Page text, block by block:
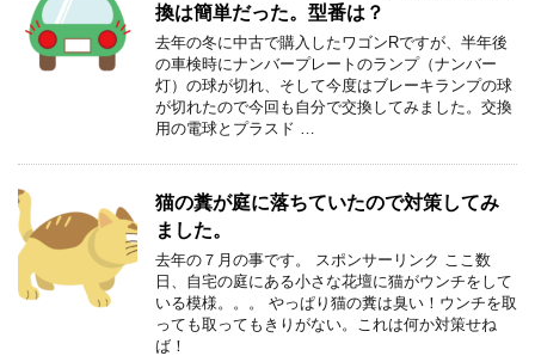
換は簡単だった。型番は？
去年の冬に中古で購入したワゴンRですが、半年後
の車検時にナンバープレートのランプ（ナンバー
灯）の球が切れ、そして今度はブレーキランプの球
が切れたので今回も自分で交換してみました。交換
用の電球とプラスド …
猫の糞が庭に落ちていたので対策してみ
ました。
去年の７月の事です。 スポンサーリンク ここ数
日、自宅の庭にある小さな花壇に猫がウンチをして
いる模様。。。 やっぱり猫の糞は臭い！ウンチを取
っても取ってもきりがない。これは何か対策せね
ば！